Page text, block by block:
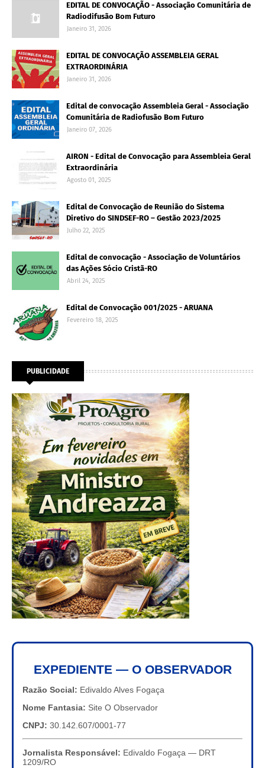
EDITAL DE CONVOCAÇÃO - Associação Comunitária de
Radiodifusão Bom Futuro
Janeiro 31, 2026
EDITAL DE CONVOCAÇÃO ASSEMBLEIA GERAL
EXTRAORDINÁRIA
Janeiro 31, 2026
Edital de convocação Assembleia Geral - Associação
Comunitária de Radiofusão Bom Futuro
Janeiro 07, 2026
AIRON - Edital de Convocação para Assembleia Geral
Extraordinária
Agosto 01, 2025
Edital de Convocação de Reunião do Sistema
Diretivo do SINDSEF-RO – Gestão 2023/2025
Julho 22, 2025
Edital de convocação - Associação de Voluntários
das Ações Sócio Cristã-RO
Abril 24, 2025
Edital de Convocação 001/2025 - ARUANA
Fevereiro 18, 2025
PUBLICIDADE
EXPEDIENTE — O OBSERVADOR
Razão Social: Edivaldo Alves Fogaça
Nome Fantasia: Site O Observador
CNPJ: 30.142.607/0001-77
Jornalista Responsável: Edivaldo Fogaça — DRT
1209/RO